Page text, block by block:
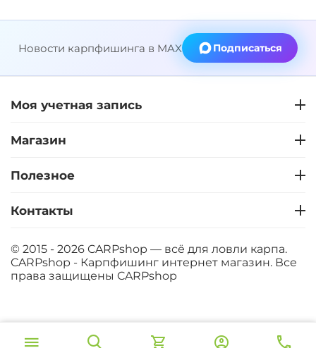
Новости карпфишинга в MAX Подписаться
Моя учетная запись
Магазин
Полезное
Контакты
© 2015 - 2026 CARPshop — всё для ловли карпа.
CARPshop - Карпфишинг интернет магазин. Все
права защищены CARPshop
‍8 067‍ В корзину